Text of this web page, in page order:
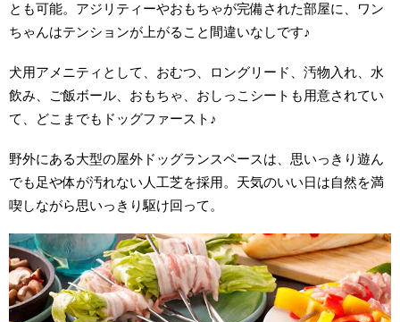
とも可能。アジリティーやおもちゃが完備された部屋に、ワン
ちゃんはテンションが上がること間違いなしです♪
犬用アメニティとして、おむつ、ロングリード、汚物入れ、水
飲み、ご飯ボール、おもちゃ、おしっこシートも用意されてい
て、どこまでもドッグファースト♪
野外にある大型の屋外ドッグランスペースは、思いっきり遊ん
でも足や体が汚れない人工芝を採用。天気のいい日は自然を満
喫しながら思いっきり駆け回って。